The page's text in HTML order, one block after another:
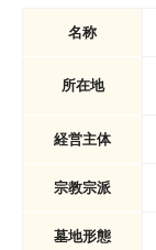
名称
所在地
経営主体
宗教宗派
墓地形態